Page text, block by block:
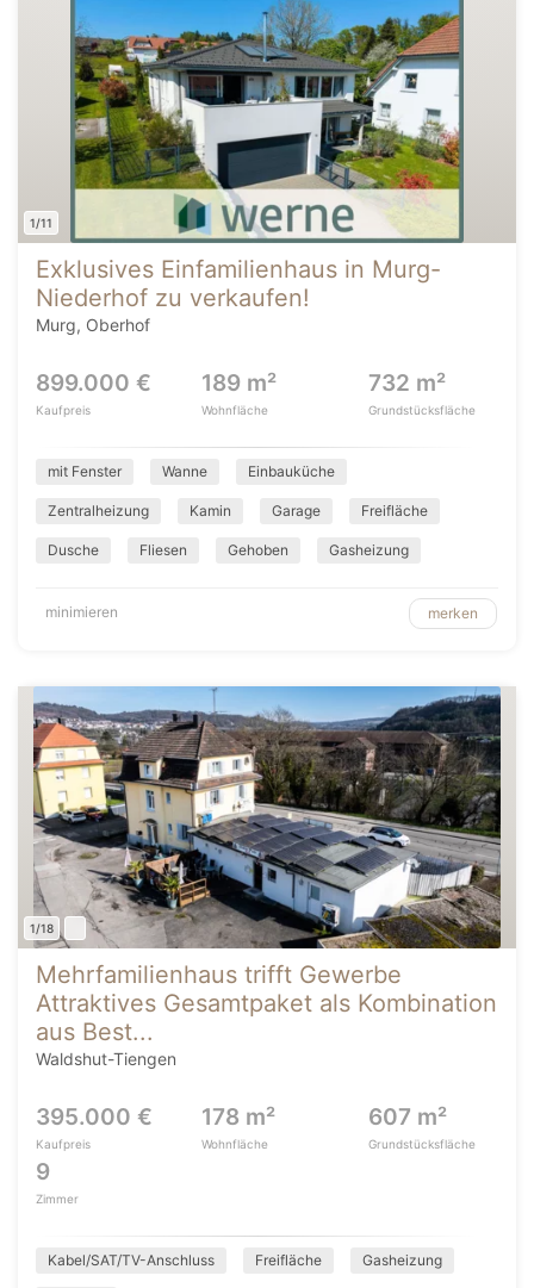
1/11
Exklusives Einfamilienhaus in Murg-
Niederhof zu verkaufen!
Murg, Oberhof
899.000 €
Kaufpreis
189 m²
Wohnfläche
732 m²
Grundstücksfläche
mit Fenster Wanne Einbauküche
Zentralheizung Kamin Garage Freifläche
Dusche Fliesen Gehoben Gasheizung
minimieren merken
1/18
Mehrfamilienhaus trifft Gewerbe
Attraktives Gesamtpaket als Kombination
aus Best...
Waldshut-Tiengen
395.000 €
Kaufpreis
178 m²
Wohnfläche
607 m²
Grundstücksfläche
9
Zimmer
Kabel/SAT/TV-Anschluss Freifläche Gasheizung